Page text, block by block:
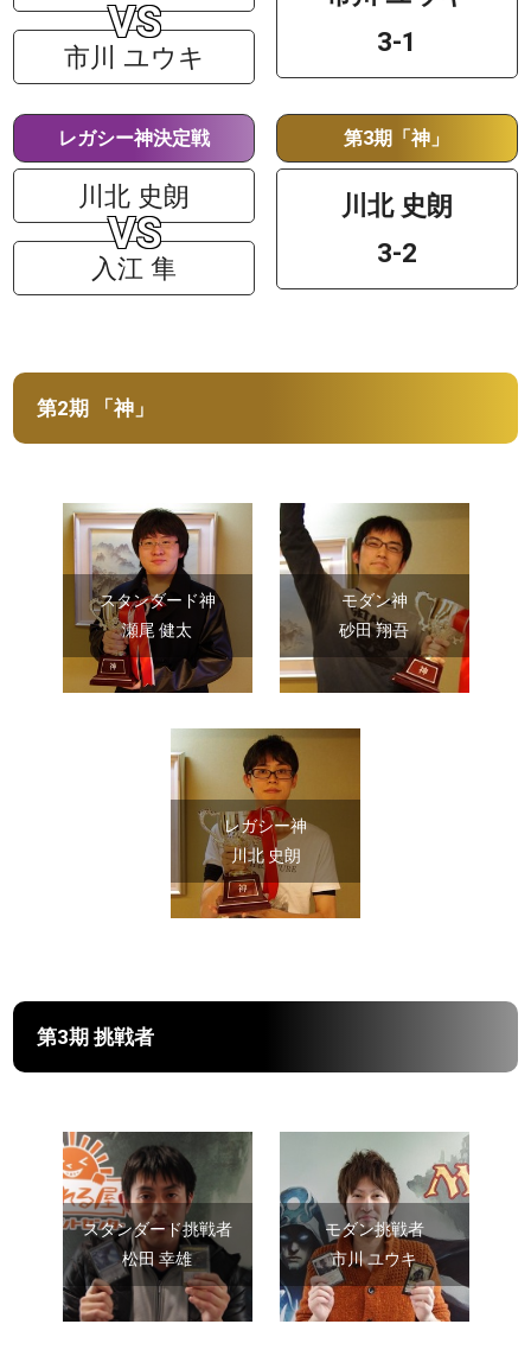
市川 ユウキ
3-1
レガシー神決定戦
川北 史朗
入江 隼
第3期「神」
川北 史朗
3-2
第2期 「神」
スタンダード神
瀬尾 健太
モダン神
砂田 翔吾
レガシー神
川北 史朗
第3期 挑戦者
スタンダード挑戦者
松田 幸雄
モダン挑戦者
市川 ユウキ